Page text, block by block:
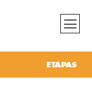
ETAPAS